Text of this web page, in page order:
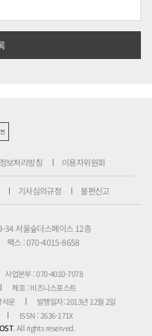
보처리방침 이용자위원회
기사심의규정 불편신고
34 서울숲더스페이스 12층
팩스 : 070-4015-8658
사업본부 : 070-4010-7078
제호 : 비즈니스포스트
석운
발행일자: 2013년 12월 2일
ISSN : 2636-171X
. All rights reserved.